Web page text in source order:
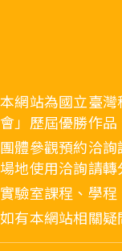
本網站為國立臺
會」歷屆優勝作
團體參觀預約洽
場地使用洽詢請
實驗室課程、學
如有本網站相關